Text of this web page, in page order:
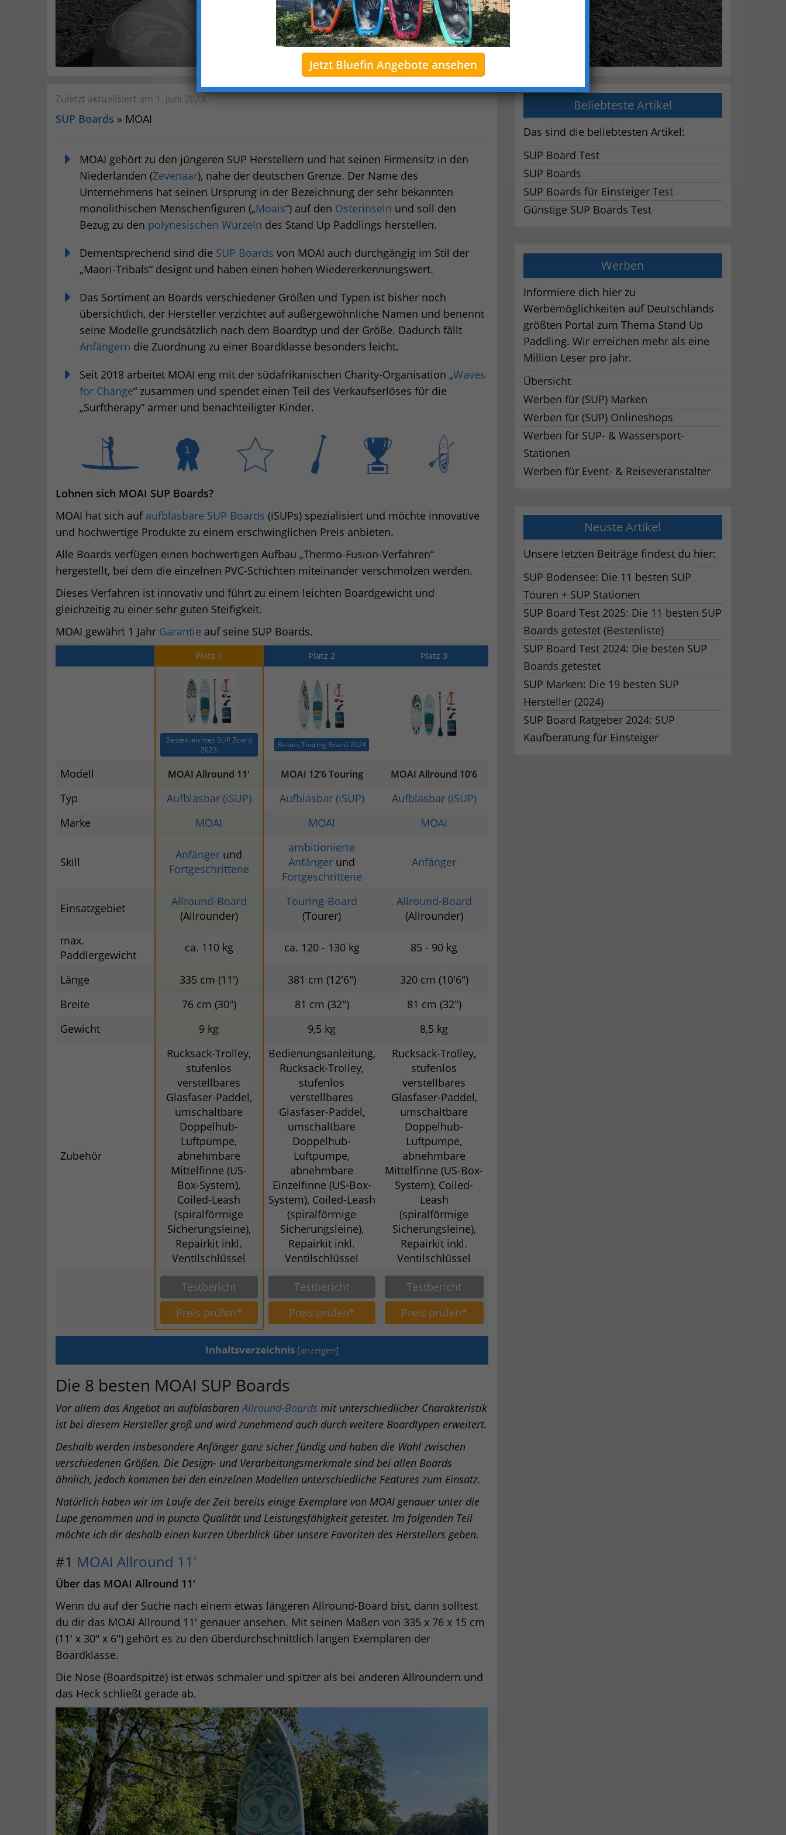
Zuletzt aktualisiert am 1. Juni 2023
SUP Boards » MOAI
MOAI gehört zu den jüngeren SUP Herstellern und hat seinen Firmensitz in den
Niederlanden (Zevenaar), nahe der deutschen Grenze. Der Name des
Unternehmens hat seinen Ursprung in der Bezeichnung der sehr bekannten
monolithischen Menschenfiguren („Moais“) auf den Osterinseln und soll den
Bezug zu den polynesischen Wurzeln des Stand Up Paddlings herstellen.
Dementsprechend sind die SUP Boards von MOAI auch durchgängig im Stil der
„Maori-Tribals“ designt und haben einen hohen Wiedererkennungswert.
Das Sortiment an Boards verschiedener Größen und Typen ist bisher noch
übersichtlich, der Hersteller verzichtet auf außergewöhnliche Namen und benennt
seine Modelle grundsätzlich nach dem Boardtyp und der Größe. Dadurch fällt
Anfängern die Zuordnung zu einer Boardklasse besonders leicht.
Seit 2018 arbeitet MOAI eng mit der südafrikanischen Charity-Organisation „Waves
for Change“ zusammen und spendet einen Teil des Verkaufserlöses für die
„Surftherapy“ armer und benachteiligter Kinder.
Lohnen sich MOAI SUP Boards?
MOAI hat sich auf aufblasbare SUP Boards (iSUPs) spezialisiert und möchte innovative
und hochwertige Produkte zu einem erschwinglichen Preis anbieten.
Alle Boards verfügen einen hochwertigen Aufbau „Thermo-Fusion-Verfahren“
hergestellt, bei dem die einzelnen PVC-Schichten miteinander verschmolzen werden.
Dieses Verfahren ist innovativ und führt zu einem leichten Boardgewicht und
gleichzeitig zu einer sehr guten Steifigkeit.
MOAI gewährt 1 Jahr Garantie auf seine SUP Boards.
Platz 1 Platz 2 Platz 3
Bestes leichtes SUP Board
2023
Bestes Touring Board 2024
Modell MOAI Allround 11′ MOAI 12’6 Touring MOAI Allround 10’6
Typ Aufblasbar (iSUP) Aufblasbar (iSUP)
Aufblasbar (iSUP)
Marke
MOAI MOAI MOAI
Skill
Anfänger und
Fortgeschrittene
ambitionierte
Anfänger und
Fortgeschrittene
Anfänger
Einsatzgebiet
Allround-Board
(Allrounder)
Touring-Board
(Tourer)
Allround-Board
(Allrounder)
max.
Paddlergewicht
ca. 110 kg ca. 120 - 130 kg 85 - 90 kg
Länge 335 cm (11') 381 cm (12'6")
320 cm (10'6")
Breite
76 cm (30") 81 cm (32″)
81 cm (32")
Gewicht
9 kg 9,5 kg 8,5 kg
Zubehör
Rucksack-Trolley,
stufenlos
verstellbares
Glasfaser-Paddel,
umschaltbare
Doppelhub-
Luftpumpe,
abnehmbare
Mittelfinne (US-
Box-System),
Coiled-Leash
(spiralförmige
Sicherungsleine),
Repairkit inkl.
Ventilschlüssel
Bedienungsanleitung,
Rucksack-Trolley,
stufenlos
verstellbares
Glasfaser-Paddel,
umschaltbare
Doppelhub-
Luftpumpe,
abnehmbare
Einzelfinne (US-Box-
System), Coiled-Leash
(spiralförmige
Sicherungsleine),
Repairkit inkl.
Ventilschlüssel
Rucksack-Trolley,
stufenlos
verstellbares
Glasfaser-Paddel,
umschaltbare
Doppelhub-
Luftpumpe,
abnehmbare
Mittelfinne (US-Box-
System), Coiled-
Leash
(spiralförmige
Sicherungsleine),
Repairkit inkl.
Ventilschlüssel
Testbericht
Preis prüfen*
Testbericht
Preis prüfen*
Testbericht
Preis prüfen*
Inhaltsverzeichnis [anzeigen]
Die 8 besten MOAI SUP Boards
Vor allem das Angebot an aufblasbaren Allround-Boards mit unterschiedlicher Charakteristik
ist bei diesem Hersteller groß und wird zunehmend auch durch weitere Boardtypen erweitert.
Deshalb werden insbesondere Anfänger ganz sicher fündig und haben die Wahl zwischen
verschiedenen Größen. Die Design- und Verarbeitungsmerkmale sind bei allen Boards
ähnlich, jedoch kommen bei den einzelnen Modellen unterschiedliche Features zum Einsatz.
Natürlich haben wir im Laufe der Zeit bereits einige Exemplare von MOAI genauer unter die
Lupe genommen und in puncto Qualität und Leistungsfähigkeit getestet. Im folgenden Teil
möchte ich dir deshalb einen kurzen Überblick über unsere Favoriten des Herstellers geben.
#1 MOAI Allround 11′
Über das MOAI Allround 11′
Wenn du auf der Suche nach einem etwas längeren Allround-Board bist, dann solltest
du dir das MOAI Allround 11′ genauer ansehen. Mit seinen Maßen von 335 x 76 x 15 cm
(11′ x 30″ x 6″) gehört es zu den überdurchschnittlich langen Exemplaren der
Boardklasse.
Die Nose (Boardspitze) ist etwas schmaler und spitzer als bei anderen Allroundern und
das Heck schließt gerade ab.
Beliebteste Artikel
Das sind die beliebtesten Artikel:
SUP Board Test
SUP Boards
SUP Boards für Einsteiger Test
Günstige SUP Boards Test
Werben
Informiere dich hier zu
Werbemöglichkeiten auf Deutschlands
größten Portal zum Thema Stand Up
Paddling. Wir erreichen mehr als eine
Million Leser pro Jahr.
Übersicht
Werben für (SUP) Marken
Werben für (SUP) Onlineshops
Werben für SUP- & Wassersport-
Stationen
Werben für Event- & Reiseveranstalter
Neuste Artikel
Unsere letzten Beiträge findest du hier:
SUP Bodensee: Die 11 besten SUP
Touren + SUP Stationen
SUP Board Test 2025: Die 11 besten SUP
Boards getestet (Bestenliste)
SUP Board Test 2024: Die besten SUP
Boards getestet
SUP Marken: Die 19 besten SUP
Hersteller (2024)
SUP Board Ratgeber 2024: SUP
Kaufberatung für Einsteiger
Jetzt Bluefin Angebote ansehen